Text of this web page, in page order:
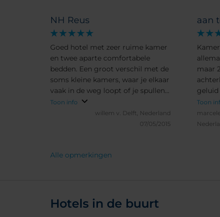
NH Reus
Goed hotel met zeer ruime kamer
en twee aparte comfortabele
bedden. Een groot verschil met de
soms kleine kamers, waar je elkaar
vaak in de weg loopt of je spullen
bijna niet kwijt kan. Op
loopafstand van 15 minuten van
Toon info
willem v. Delft, Nederland
07/05/2015
aan
maar
geluid
goed
Toon
Alle opmerkingen
Hotels in de buurt